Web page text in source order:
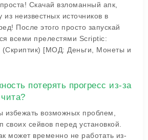
Скачай взломанный апк,
из неизвестных источников в
После этого просто запускай
всеми прелестями Scriptic:
(Скриптик) [МОД: Деньги, Монеты и
потерять прогресс из-за
избежать возможных проблем,
своих сейвов перед установкой.
может временно не работать из-